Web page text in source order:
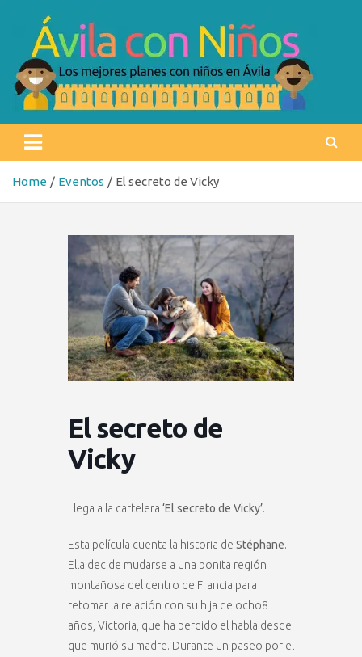
content
Ávila con niños
Home Eventos El secreto de Vicky
El secreto de
Vicky
Llega a la cartelera ‘El secreto de Vicky’.
Esta película cuenta la historia de Stéphane.
Ella decide mudarse a una bonita región
montañosa del centro de Francia para
retomar la relación con su hija de ocho8
años, Victoria, que ha perdido el habla desde
que murió su madre. Durante un paseo por el